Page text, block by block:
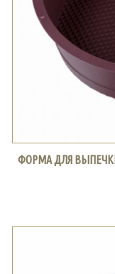
ФОРМА ДЛЯ